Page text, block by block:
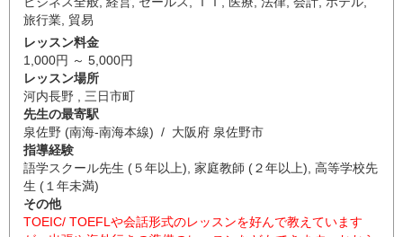
旅行業 貿易
レッスン料金
1,000円 ～ 5,000円
レッスン場所
河内長野 , 三日市町
先生の最寄駅
泉佐野 (南海-南海本線) / 大阪府 泉佐野市
指導経験
語学スクール先生 (５年以上), 家庭教師 (２年以上), 高等学校先
生 (１年未満)
その他
TOEIC/ TOEFLや会話形式のレッスンを好んで教えています